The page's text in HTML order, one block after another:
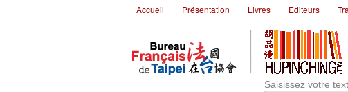
Accueil Présentation Livres Editeurs
Saisissez votre